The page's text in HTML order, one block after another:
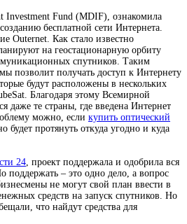
Investment Fund (MDIF), ознакомила
бесплатной сети Интернета.
Outernet. Как стало известно
на геостационарную орбиту
спутников. Таким
позволит получать доступ к Интернету
будут расположены в нескольких
Благодаря этому Всемирной
даже те страны, где введена Интернет
можно, если купить оптический
будет протянуть откуда угодно и куда
24, проект поддержала и одобрила вся
поддержать – это одно дело, а вопрос
не могут свой план ввести в
средств на запуск спутников. Но
что найдут средства для